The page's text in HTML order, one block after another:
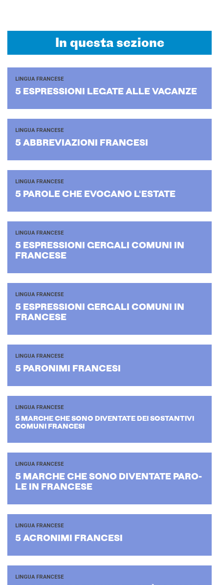
In questa sezione
LINGUA FRANCESE
5 ESPRES­SIO­NI LE­GA­TE ALLE VA­CAN­ZE
LINGUA FRANCESE
5 AB­BRE­VIA­ZIO­NI FRAN­CE­SI
LINGUA FRANCESE
5 PA­RO­LE CHE EVO­CA­NO L'E­STA­TE
LINGUA FRANCESE
5 ESPRES­SIO­NI GER­GA­LI CO­MU­NI IN
FRAN­CE­SE
LINGUA FRANCESE
5 ESPRES­SIO­NI GER­GA­LI CO­MU­NI IN
FRAN­CE­SE
LINGUA FRANCESE
5 PA­RO­NI­MI FRAN­CE­SI
LINGUA FRANCESE
5 MAR­CHE CHE SONO DI­VEN­TA­TE DEI SO­STAN­TI­VI
CO­MU­NI FRAN­CE­SI
LINGUA FRANCESE
5 MAR­CHE CHE SONO DI­VEN­TA­TE PA­RO­
LE IN FRAN­CE­SE
LINGUA FRANCESE
5 ACRO­NI­MI FRAN­CE­SI
LINGUA FRANCESE